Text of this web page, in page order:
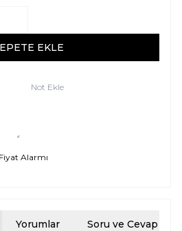
EKLE
Not Ekle
Fiyat Alarmı
Yorumlar Soru ve Cevap